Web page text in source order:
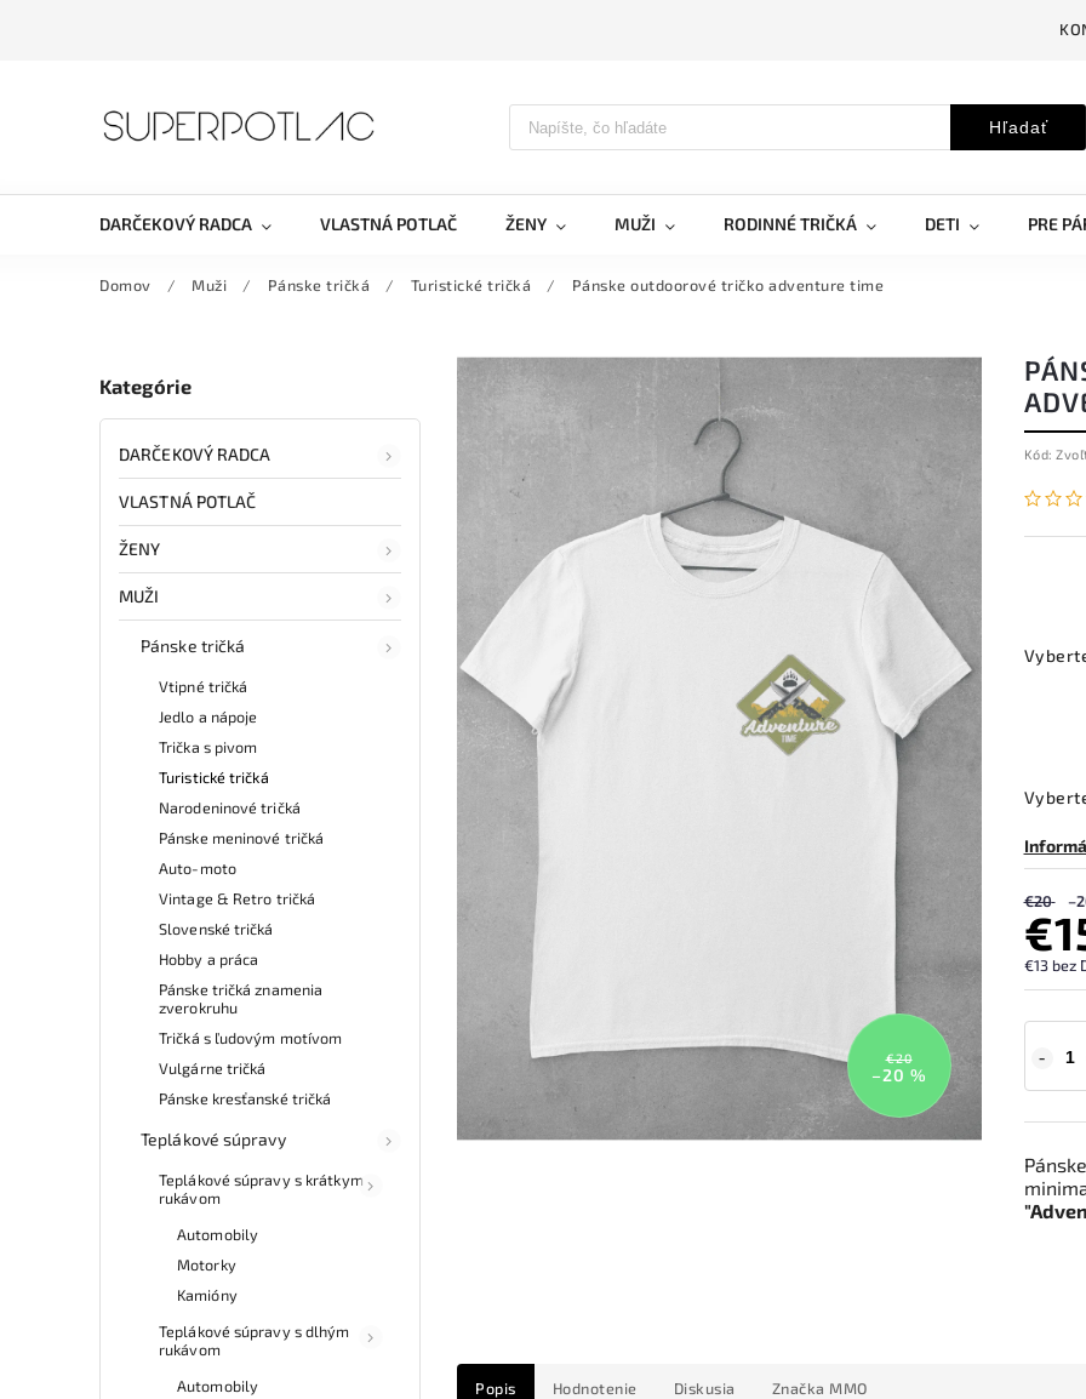
Hľadať
DARČEKOVÝ RADCA VLASTNÁ POTLAČ ŽENY MUŽI RODINNÉ TRIČKÁ DETI PRE
Domov / Muži / Pánske tričká / Turistické tričká / Pánske outdoorové tričko adventure time
Kategórie
DARČEKOVÝ RADCA
VLASTNÁ POTLAČ
ŽENY
MUŽI
Pánske tričká
Vtipné tričká
Jedlo a nápoje
Trička s pivom
Turistické tričká
Narodeninové tričká
Pánske meninové tričká
Auto-moto
Vintage & Retro tričká
Slovenské tričká
Hobby a práca
Pánske tričká znamenia
zverokruhu
Tričká s ľudovým motívom
Vulgárne tričká
Pánske kresťanské tričká
Teplákové súpravy
Teplákové súpravy s krátkym
rukávom
Automobily
Motorky
Kamióny
Teplákové súpravy s dlhým
rukávom
Automobily
€20
–20 %
Kód:
€20
€13 bez
Popis Hodnotenie Diskusia Značka MMO